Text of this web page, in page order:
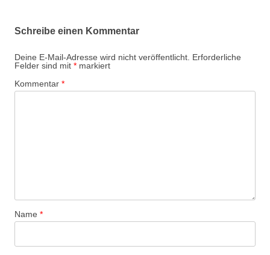
Schreibe einen Kommentar
Deine E-Mail-Adresse wird nicht veröffentlicht. Erforderliche
Felder sind mit * markiert
Kommentar *
Name *